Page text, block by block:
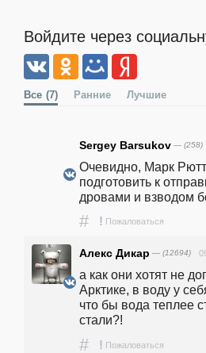
Войдите через
Все (7) Ранние Лучшие
Sergey Barsukov — (258)
Очевидно, Марк
подготовить к
дровами и взводом
# ! Пожаловаться
Алекс Дикар — (12694)
а как они хотят не
Арктике, в воду у
что бы вода теплее
стали?!
# ! Пожаловаться